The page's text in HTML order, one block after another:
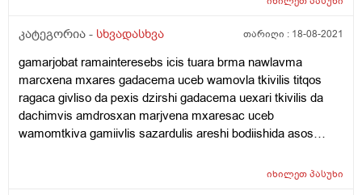
მაინტერესებს რა შეიძლება იწვევდეს ამას და
კატეგორია - სხვადასხვა თარიღი : 18-08-2021
gamarjobat ramainteresebs icis tuara brma nawlavma
marcxena mxares gadacema uceb wamovla tkivilis titqos
ragaca givliso da pexis dzirshi gadacema uexari tkivilis da
dachimvis amdrosxan marjvena mxaresac uceb
wamomtkiva gamiivlis sazardulis areshi bodiishida asos
იხილეთპასუხი